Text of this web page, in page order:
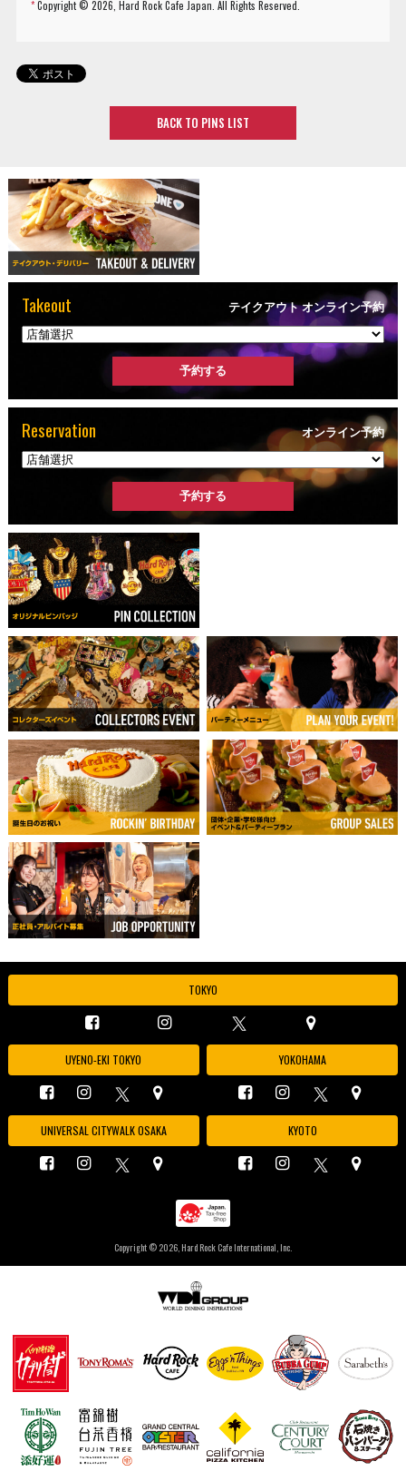
*Copyright ©2026, Hard Rock Cafe Japan. All Rights Reserved.
BACK TO PINS LIST
Takeout テイクアウト オンライン予約
Reservation オンライン予約
TOKYO
UYENO-EKI TOKYO YOKOHAMA
UNIVERSAL CITYWALK OSAKA KYOTO
Copyright © 2026, Hard Rock Cafe International, Inc.